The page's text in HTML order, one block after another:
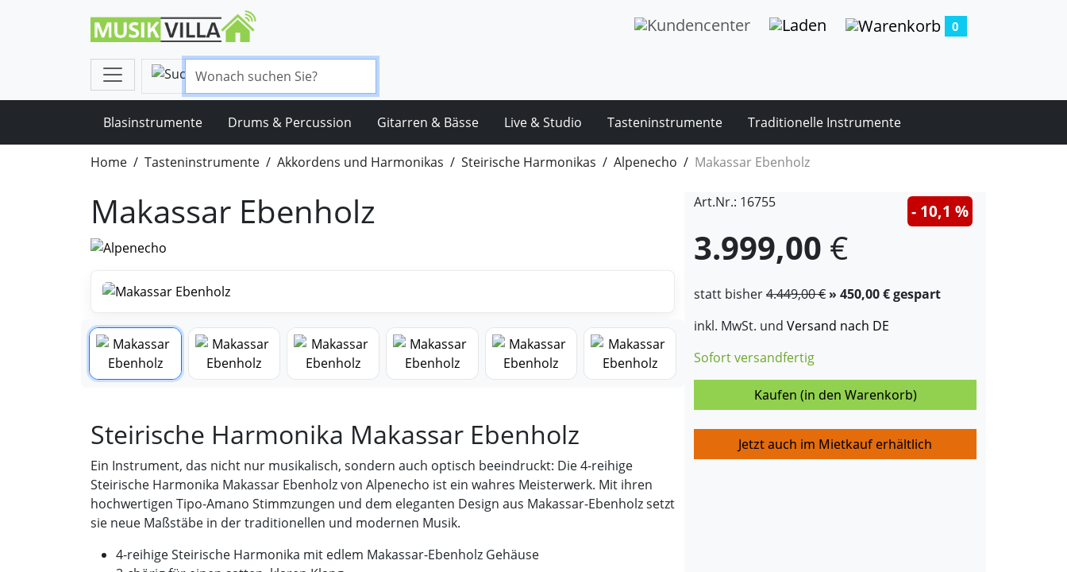
0
Blasinstrumente Drums & Percussion Gitarren & Bässe Live & Studio Tasteninstrumente Traditionelle Instrumente
Home Tasteninstrumente Akkordens und Harmonikas Steirische Harmonikas Alpenecho Makassar Ebenholz
Makassar Ebenholz
Steirische Harmonika Makassar Ebenholz
Ein Instrument, das nicht nur musikalisch, sondern auch optisch beeindruckt: Die 4-reihige
Steirische Harmonika Makassar Ebenholz von Alpenecho ist ein wahres Meisterwerk. Mit ihren
hochwertigen Tipo-Amano Stimmzungen und dem eleganten Design aus Makassar-Ebenholz setzt
sie neue Maßstäbe in der traditionellen und modernen Musik.
4-reihige Steirische Harmonika mit edlem Makassar-Ebenholz Gehäuse
Art.Nr.: 16755
3.999,00 €
statt bisher4.449,00 € » 450,00 € gespart
- 10,1 %
inkl. MwSt. und Versand nach DE
Sofort versandfertig
Kaufen (in den Warenkorb)
Jetzt auch im Mietkauf erhältlich